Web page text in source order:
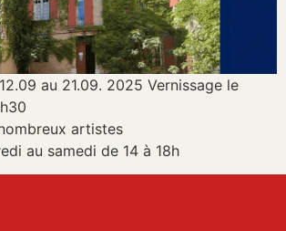
au 21.09. 2025 Vernissage le
artistes
au samedi de 14 à 18h